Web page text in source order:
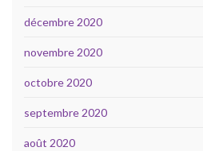
décembre 2020
novembre 2020
octobre 2020
septembre 2020
août 2020